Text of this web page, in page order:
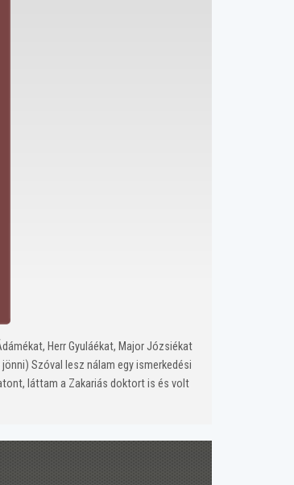
Herr Gyuláékat, Major Józsiékat
Szóval lesz nálam egy ismerkedési
láttam a Zakariás doktort is és volt